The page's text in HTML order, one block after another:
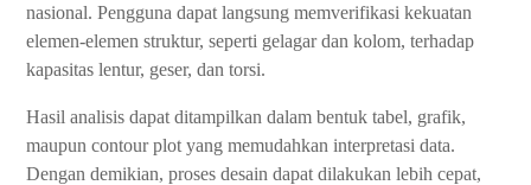
nasional. Pengguna dapat langsung memverifikasi kekuatan
elemen-elemen struktur, seperti gelagar dan kolom, terhadap
kapasitas lentur, geser, dan torsi.
Hasil analisis dapat ditampilkan dalam bentuk tabel, grafik,
maupun contour plot yang memudahkan interpretasi data.
Dengan demikian, proses desain dapat dilakukan lebih cepat,